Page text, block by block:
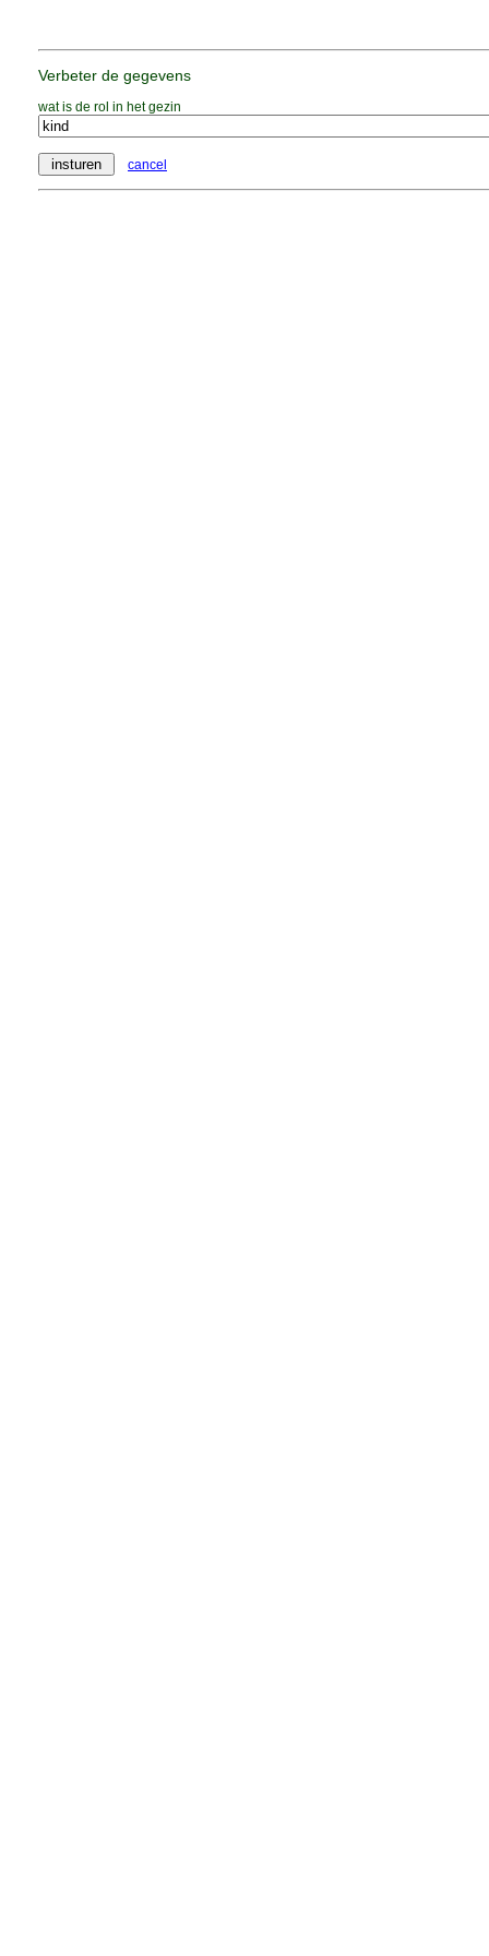
Verbeter de gegevens
wat is de rol in het gezin
cancel